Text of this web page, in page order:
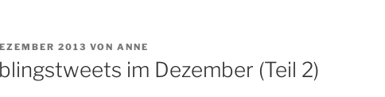
2013 VON ANNE
im Dezember (Teil 2)